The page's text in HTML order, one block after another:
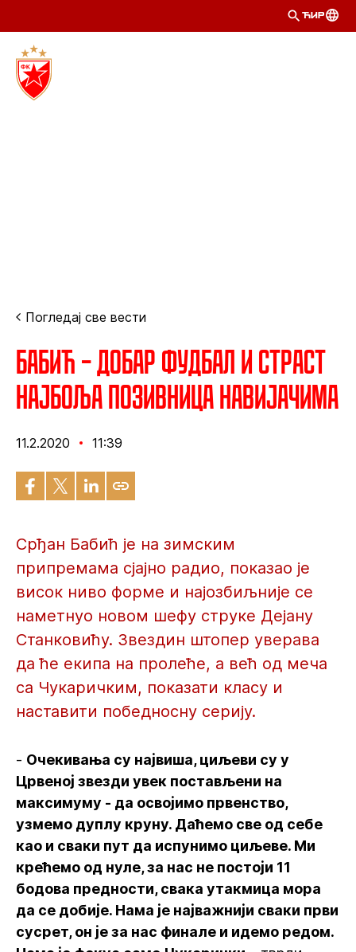
ЋИР
Погледај све вести
Бабић – Добар фудбал и страст
најбоља позивница навијачима
11.2.2020 11:39
Срђан Бабић је на зимским
припремама сјајно радио, показао је
висок ниво форме и најозбиљније се
наметнуо новом шефу струке Дејану
Станковићу. Звездин штопер уверава
да ће екипа на пролеће, а већ од меча
са Чукаричким, показати класу и
наставити победносну серију.
- Очекивања су највиша, циљеви су у
Црвеној звезди увек постављени на
максимуму - да освојимо првенство,
узмемо дуплу круну. Даћемо све од себе
као и сваки пут да испунимо циљеве. Ми
крећемо од нуле, за нас не постоји 11
бодова предности, свака утакмица мора
да се добије. Нама је најважнији сваки први
сусрет, он је за нас финале и идемо редом.